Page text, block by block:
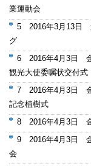
業運動会
5 2016年3月13日
グ
6 2016年4月3日
観光大使委嘱状交付式
7 2016年4月3日
記念植樹式
8 2016年4月3日
9 2016年4月3日
会